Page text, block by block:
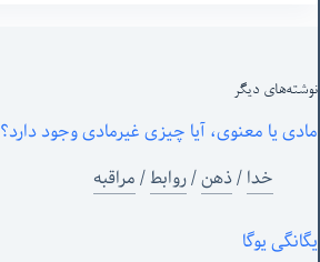
نوشته‌های‌ دیگر
مادی یا معنوی، آیا چیزی غیرمادی وجود دارد؟
خدا/ذهن/روابط/مراقبه
یگانگی یوگا